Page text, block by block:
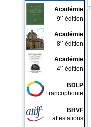
Académie
9e édition
Académie
8e édition
Académie
4e édition
BDLP
Francophonie
BHVF
attestations